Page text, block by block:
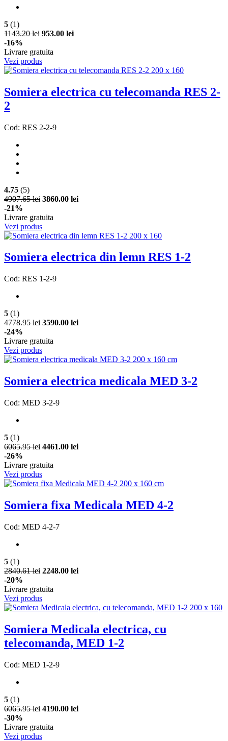
5 (1)
1143.20 lei 953.00 lei
-16%
Livrare gratuita
Vezi produs
Somiera electrica cu telecomanda RES 2-
2
Cod: RES 2-2-9
4.75 (5)
4907.65 lei 3860.00 lei
-21%
Livrare gratuita
Vezi produs
Somiera electrica din lemn RES 1-2
Cod: RES 1-2-9
5 (1)
4778.95 lei 3590.00 lei
-24%
Livrare gratuita
Vezi produs
Somiera electrica medicala MED 3-2
Cod: MED 3-2-9
5 (1)
6065.95 lei 4461.00 lei
-26%
Livrare gratuita
Vezi produs
Somiera fixa Medicala MED 4-2
Cod: MED 4-2-7
5 (1)
2840.61 lei 2248.00 lei
-20%
Livrare gratuita
Vezi produs
Somiera Medicala electrica, cu
telecomanda, MED 1-2
Cod: MED 1-2-9
5 (1)
6065.95 lei 4190.00 lei
-30%
Livrare gratuita
Vezi produs